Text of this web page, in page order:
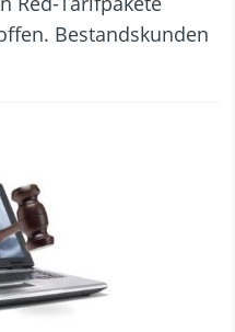
Bestandskunden